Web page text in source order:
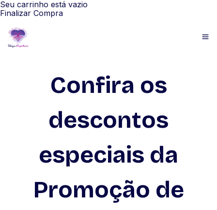
Seu carrinho está vazio
Finalizar Compra
Confira os
descontos
especiais da
Promoção de